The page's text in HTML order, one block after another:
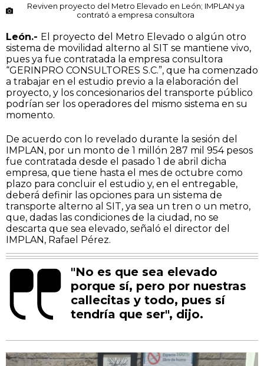
Reviven proyecto del Metro Elevado en León; IMPLAN ya
contrató a empresa consultora
León.- El proyecto del Metro Elevado o algún otro
sistema de movilidad alterno al SIT se mantiene vivo,
pues ya fue contratada la empresa consultora
“GERINPRO CONSULTORES S.C.”, que ha comenzado
a trabajar en el estudio previo a la elaboración del
proyecto, y los concesionarios del transporte público
podrían ser los operadores del mismo sistema en su
momento.
De acuerdo con lo revelado durante la sesión del
IMPLAN, por un monto de 1 millón 287 mil 954 pesos
fue contratada desde el pasado 1 de abril dicha
empresa, que tiene hasta el mes de octubre como
plazo para concluir el estudio y, en el entregable,
deberá definir las opciones para un sistema de
transporte alterno al SIT, ya sea un tren o un metro,
que, dadas las condiciones de la ciudad, no se
descarta que sea elevado, señaló el director del
IMPLAN, Rafael Pérez.
"No es que sea elevado
porque sí, pero por nuestras
callecitas y todo, pues sí
tendría que ser", dijo.